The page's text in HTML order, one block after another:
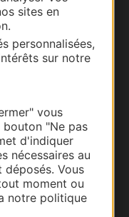
sites en
personnalisées,
sur notre
vous
"Ne pas
d'indiquer
nécessaires au
Vous
moment ou
notre politique